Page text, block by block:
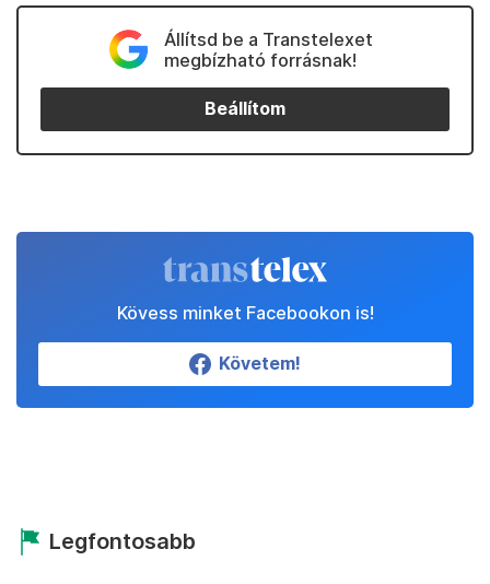
Állítsd be a Transtelexet
megbízható forrásnak!
Beállítom
Kövess minket Facebookon is!
Követem!
Legfontosabb